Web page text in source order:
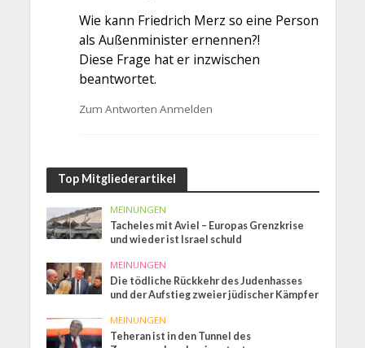
Wie kann Friedrich Merz so eine Person
als Außenminister ernennen?!
Diese Frage hat er inzwischen
beantwortet.
Zum Antworten Anmelden
Top Mitgliederartikel
MEINUNGEN
Tacheles mit Aviel – Europas Grenzkrise
und wieder ist Israel schuld
MEINUNGEN
Die tödliche Rückkehr des Judenhasses
und der Aufstieg zweier jüdischer Kämpfer
MEINUNGEN
Teheran ist in den Tunnel des